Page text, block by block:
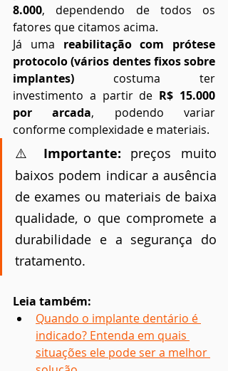
8.000, dependendo de todos os
fatores que citamos acima.
Já uma reabilitação com prótese
protocolo (vários dentes fixos sobre
implantes) costuma ter
investimento a partir de R$ 15.000
por arcada, podendo variar
conforme complexidade e materiais.
⚠️ Importante: preços muito
baixos podem indicar a ausência
de exames ou materiais de baixa
qualidade, o que compromete a
durabilidade e a segurança do
tratamento.
Leia também:
Quando o implante dentário é
indicado? Entenda em quais
situações ele pode ser a melhor